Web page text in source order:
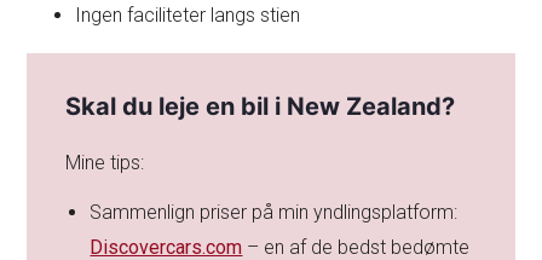
Ingen faciliteter langs stien
Skal du leje en bil i New Zealand?
Mine tips:
Sammenlign priser på min yndlingsplatform:
Discovercars.com – en af de bedst bedømte